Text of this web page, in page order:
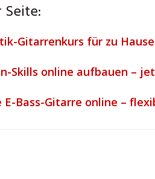
Gitarrenkurs für zu
Skills online aufbauen –
E-Bass-Gitarre online –